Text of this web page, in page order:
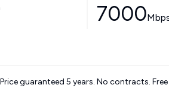
7000
guaranteed 5 years. No contracts.